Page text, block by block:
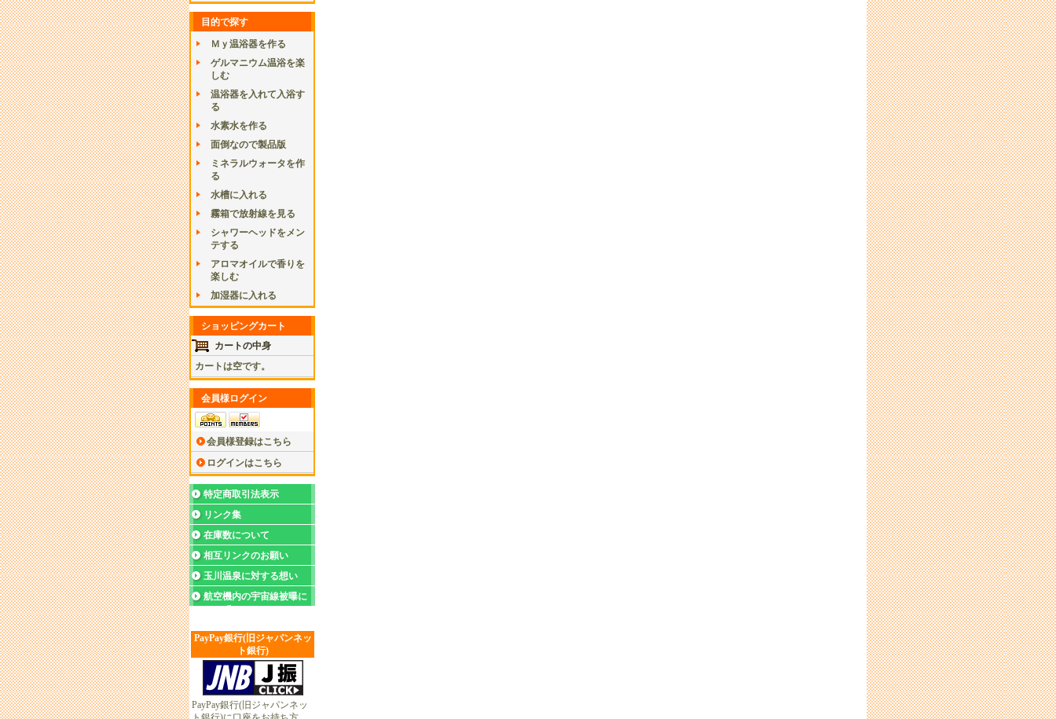
目的で探す
Ｍｙ温浴器を作る
ゲルマニウム温浴を楽
しむ
温浴器を入れて入浴す
る
水素水を作る
面倒なので製品版
ミネラルウォータを作
る
水槽に入れる
霧箱で放射線を見る
シャワーヘッドをメン
テする
アロマオイルで香りを
楽しむ
加湿器に入れる
ショッピングカート
カートの中身
カートは空です。
会員様ログイン
会員様登録はこちら
ログインはこちら
特定商取引法表示
リンク集
在庫数について
相互リンクのお願い
玉川温泉に対する想い
航空機内の宇宙線被曝に
ついて
PayPay銀行(旧ジャパンネッ
ト銀行)
PayPay銀行(旧ジャパンネッ